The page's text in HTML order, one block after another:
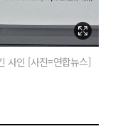
사인 [사진=연합뉴스]